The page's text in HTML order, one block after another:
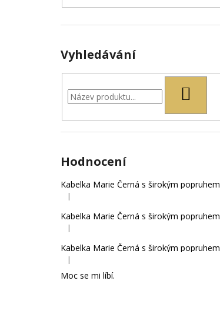
Vyhledávání
Hodnocení
Kabelka Marie Černá s širokým popruhem
Hodnocení produktu je 5 z 5 hvězdiček.
|
Kabelka Marie Černá s širokým popruhem
Hodnocení produktu je 4 z 5 hvězdiček.
|
Kabelka Marie Černá s širokým popruhem
Hodnocení produktu je 5 z 5 hvězdiček.
|
Moc se mi líbí.